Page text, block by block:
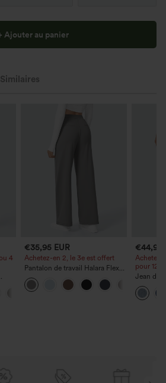
Ajouter au panier
4
€35,95 EUR
Achetez-en 2, le 3e est offert
Pantalon de travail Halara Flex™
DayStretch à taille haute, avec
poches et coupe droite
€44,95
Achetez-
pour
Jean
à
poches